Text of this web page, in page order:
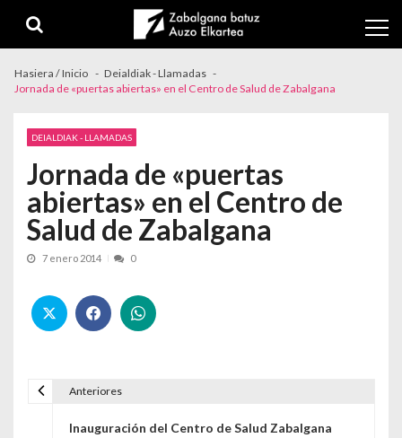
Hasiera / Inicio
Deialdiak - Llamadas
Jornada de «puertas abiertas» en el Centro de Salud de Zabalgana
DEIALDIAK - LLAMADAS
Jornada de «puertas
abiertas» en el Centro de
Salud de Zabalgana
7 enero 2014 0
Anteriores
Inauguración del Centro de Salud Zabalgana